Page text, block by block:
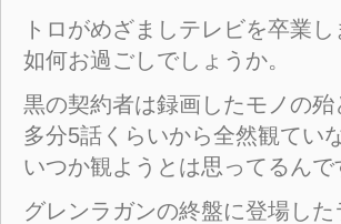
トロがめざましテレビを卒業
如何お過ごしでしょうか。
黒の契約者は録画したモノの
多分5話くらいから全然観ていな
いつか観ようとは思ってるんで
グレンラガンの終盤に登場し